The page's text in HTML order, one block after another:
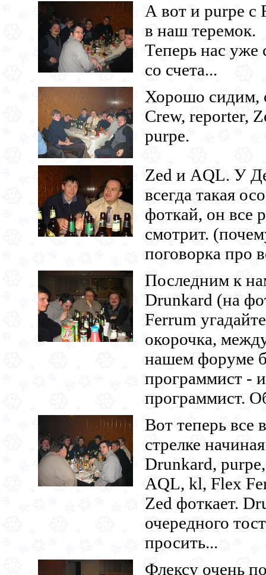
А вот и purpe с
в наш теремок.
Теперь нас уже
со счета...
Хорошо сидим,
Crew, reporter,
purpe.
Zed и AQL. У
всегда такая
фоткай, он все
смотрит.
поговорка про
Последним к
Drunkard (на
Ferrum
окорочка,
нашем форуме
программист -
программист.
Вот теперь все
стрелке
Drunkard,
AQL, kl, Flex
Zed фоткает.
очередного
просить...
Флексу очень